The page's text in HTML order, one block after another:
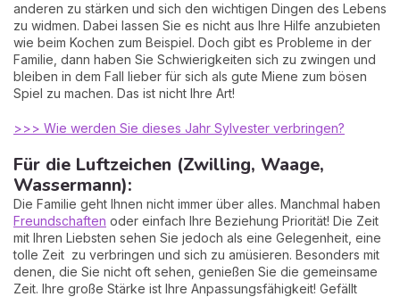
anderen zu stärken und sich den wichtigen Dingen des Lebens
zu widmen. Dabei lassen Sie es nicht aus Ihre Hilfe anzubieten
wie beim Kochen zum Beispiel. Doch gibt es Probleme in der
Familie, dann haben Sie Schwierigkeiten sich zu zwingen und
bleiben in dem Fall lieber für sich als gute Miene zum bösen
Spiel zu machen. Das ist nicht Ihre Art!
>>> Wie werden Sie dieses Jahr Sylvester verbringen?
Für die Luftzeichen (Zwilling, Waage,
Wassermann):
Die Familie geht Ihnen nicht immer über alles. Manchmal haben
Freundschaften oder einfach Ihre Beziehung Priorität! Die Zeit
mit Ihren Liebsten sehen Sie jedoch als eine Gelegenheit, eine
tolle Zeit zu verbringen und sich zu amüsieren. Besonders mit
denen, die Sie nicht oft sehen, genießen Sie die gemeinsame
Zeit. Ihre große Stärke ist Ihre Anpassungsfähigkeit! Gefällt